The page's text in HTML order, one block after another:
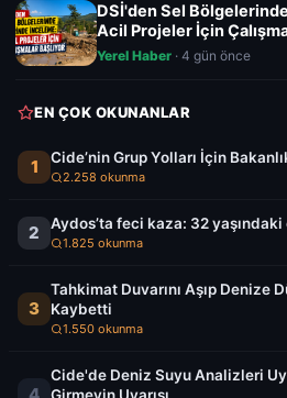
DSİ'den Sel
Acil Projeler İçin
Yerel Haber · 4 gün önce
EN ÇOK OKUNANLAR
1 Cide’nin Grup Yolları İçin
2.258 okunma
2 Aydos’ta feci kaza: 32
1.825 okunma
3
Tahkimat Duvarını Aşıp Denize
Kaybetti
1.550 okunma
Cide'de Deniz Suyu Analizleri